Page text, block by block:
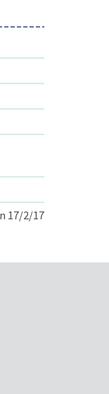
17/2/17